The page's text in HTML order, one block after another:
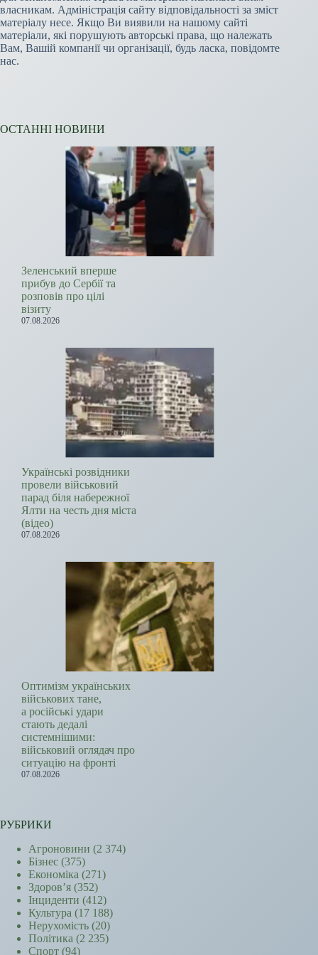
власникам. Адміністрація сайту відповідальності за зміст
матеріалу несе. Якщо Ви виявили на нашому сайті
матеріали, які порушують авторські права, що належать
Вам, Вашій компанії чи організації, будь ласка, повідомте
нас.
ОСТАННІ НОВИНИ
Зеленський вперше
прибув до Сербії та
розповів про цілі
візиту
07.08.2026
Українські розвідники
провели військовий
парад біля набережної
Ялти на честь дня міста
(відео)
07.08.2026
Оптимізм українських
військових тане,
а російські удари
стають дедалі
системнішими:
військовий оглядач про
ситуацію на фронті
07.08.2026
РУБРИКИ
Агроновини (2 374)
Бізнес (375)
Економіка (271)
Здоров’я (352)
Інциденти (412)
Культура (17 188)
Нерухомість (20)
Політика (2 235)
Спорт (94)